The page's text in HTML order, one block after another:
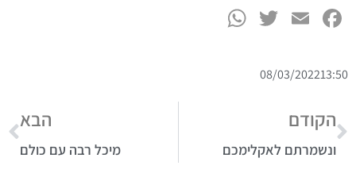
Facebook
Email
Twitter
13:50
08/03/2022
הקודם
ונשמרתם לאקלימכם
הבא
מיכל רבה עם כולם